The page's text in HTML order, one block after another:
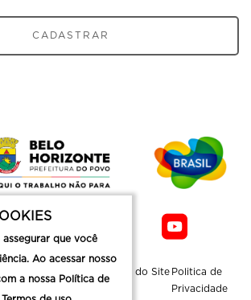
CADASTRAR
Mapa do Site Politica de
Privacidade
que você
Ao acessar nosso
a nossa Política de